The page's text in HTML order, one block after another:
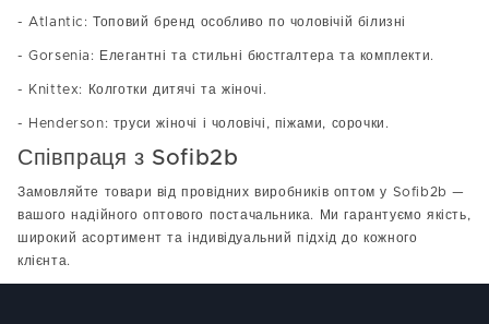
- Atlantic: Топовий бренд особливо по чоловічій білизні
- Gorsenia: Елегантні та стильні бюстгалтера та комплекти.
- Knittex: Колготки дитячі та жіночі.
- Henderson: труси жіночі і чоловічі, піжами, сорочки.
Співпраця з Sofib2b
Замовляйте товари від провідних виробників оптом у Sofib2b —
вашого надійного оптового постачальника. Ми гарантуємо якість,
широкий асортимент та індивідуальний підхід до кожного
клієнта.